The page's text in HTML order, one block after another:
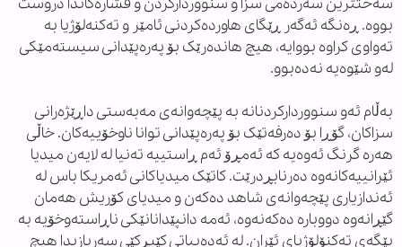
سەختترین سەردەمی سزا و سنووردارکردن و فشارەکاندا دروست
بووە. ڕەنگە ئەگەر ڕێگای هاوردەکردنی ئامێر و تەکنەلۆژیا بە
تەواوی کراوە بووایە، هیچ هاندەرێک بۆ پەرەپێدانی سیستەمێکی
لەو شێوەیە نەدەبوو.
بەڵام ئەو سنووردارکردنانە بە پێچەوانەی مەبەستی داڕێژەرانی
سزاکان، گۆڕا بۆ دەرفەتێک بۆ پەرەپێدانی توانا ناوخۆییەکان. خاڵی
هەرە گرنگ ئەوەیە کە ئەمڕۆ ئەم ڕاستییە تەنیا لە لایەن میدیا
ئێرانییەکانەوە دەرنابڕدرێت. کاتێک میدیاکانی ئەمریکا باس لە
ئەندازیاری پێچەوانەی شاهد دەکەن و میدیای کۆریش هەمان
گێڕانەوە دووبارە دەکەنەوە، ئەمە دانپێدانانێکی ناڕاستەوخۆیە بە
پێگەی تەکنۆلۆژیای ئێران. لە ئەدەبیاتی کێبڕکێی سەربازیدا هیچ